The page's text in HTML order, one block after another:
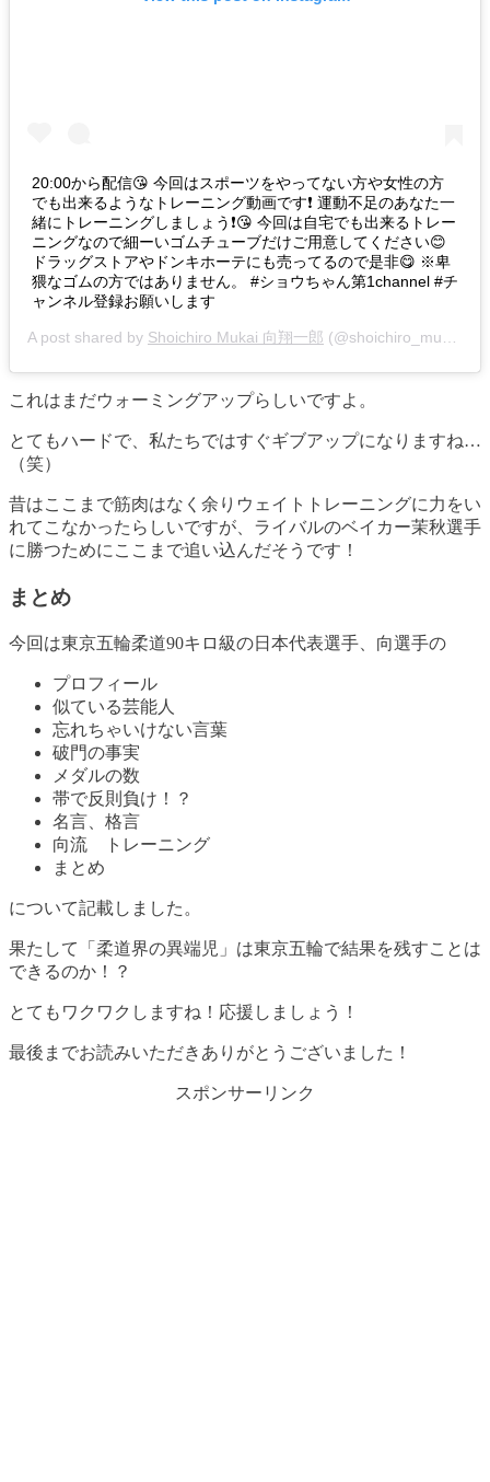
20:00から配信😘 今回はスポーツをやってない方や女性の方
でも出来るようなトレーニング動画です❗️ 運動不足のあなた一
緒にトレーニングしましょう❗️😘 今回は自宅でも出来るトレー
ニングなので細ーいゴムチューブだけご用意してください😊
ドラッグストアやドンキホーテにも売ってるので是非😋 ※卑
猥なゴムの方ではありません。 #ショウちゃん第1channel #チ
ャンネル登録お願いします
A post shared by Shoichiro Mukai 向翔一郎 (@shoichiro_mukai) on
これはまだウォーミングアップらしいですよ。
とてもハードで、私たちではすぐギブアップになりますね…
（笑）
昔はここまで筋肉はなく余りウェイトトレーニングに力をい
れてこなかったらしいですが、ライバルのベイカー茉秋選手
に勝つためにここまで追い込んだそうです！
まとめ
今回は東京五輪柔道90キロ級の日本代表選手、向選手の
プロフィール
似ている芸能人
忘れちゃいけない言葉
破門の事実
メダルの数
帯で反則負け！？
名言、格言
向流 トレーニング
まとめ
について記載しました。
果たして「柔道界の異端児」は東京五輪で結果を残すことは
できるのか！？
とてもワクワクしますね！応援しましょう！
最後までお読みいただきありがとうございました！
スポンサーリンク